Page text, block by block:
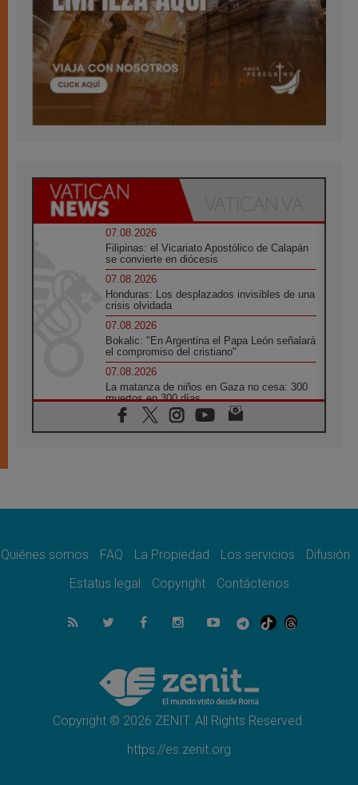
07.08.2026
Filipinas: el Vicariato Apostólico de Calapán
se convierte en diócesis
07.08.2026
Honduras: Los desplazados invisibles de una
crisis olvidada
07.08.2026
Bokalic: "En Argentina el Papa León señalará
el compromiso del cristiano"
07.08.2026
La matanza de niños en Gaza no cesa: 300
muertos en 300 días
07.08.2026
Tagle: La guerra desfigura el mundo, solo la
como misión al servicio del Evangelio
SIGNIS 2026, dar voz a las religiosas en el
07.08.2026
Lanzan un proyecto de empoderamiento
Programa oficial del Viaje Apostólico del
Papa León XIV a Francia
Quiénes somos FAQ La Propiedad Los servicios
Difusión
Estatus legal
Copyright Contáctenos
Copyright © 2026 ZENIT. All Rights Reserved.
https://es.zenit.org